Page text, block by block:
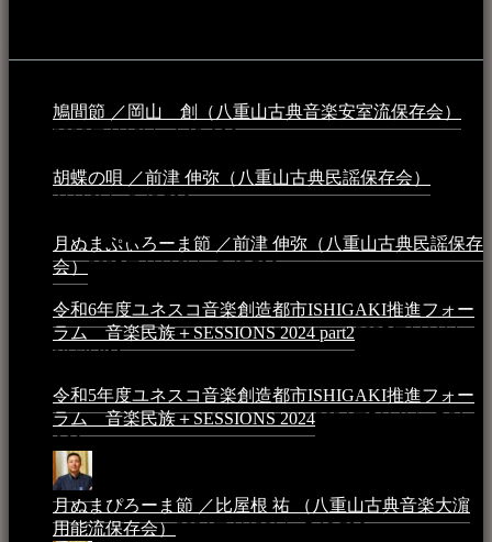
鳩間節 ／岡山 創（八重山古典音楽安室流保存会）
2026年4月6日 - 1:13 AM
胡蝶の唄 ／前津 伸弥（八重山古典民謡保存会）
4月16日 - 3:48 PM
月ぬまぷぃろーま節 ／前津 伸弥（八重山古典民謡保存
会）2025年4月16日 - 3:48 PM
令和6年度ユネスコ音楽創造都市ISHIGAKI推進フォー
ラム 音楽民族＋SESSIONS 2024 part22025年1月1日 -
10:50 PM
令和5年度ユネスコ音楽創造都市ISHIGAKI推進フォー
ラム 音楽民族＋SESSIONS 20242024年5月4日 - 7:21
AM
月ぬまぴろーま節 ／比屋根 祐 （八重山古典音楽大濵
用能流保存会）2024年4月20日 - 5:19 PM